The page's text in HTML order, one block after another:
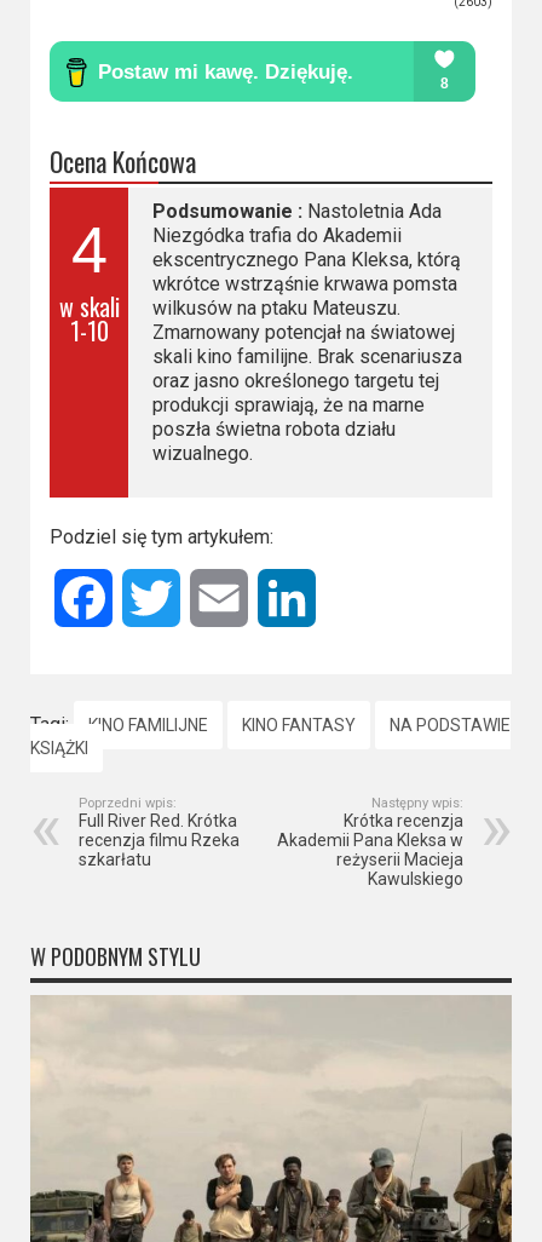
Ocena Końcowa
4
w skali
1-10
Podsumowanie : Nastoletnia Ada
Niezgódka trafia do Akademii
ekscentrycznego Pana Kleksa, którą
wkrótce wstrząśnie krwawa pomsta
wilkusów na ptaku Mateuszu.
Zmarnowany potencjał na światowej
skali kino familijne. Brak scenariusza
oraz jasno określonego targetu tej
produkcji sprawiają, że na marne
poszła świetna robota działu
wizualnego.
Podziel się tym artykułem:
Facebook Twitter Email
Tagi: KINO FAMILIJNE KINO FANTASY
NA PODSTAWIE
KSIĄŻKI
Poprzedni wpis:
Full River Red. Krótka
recenzja filmu Rzeka
szkarłatu
Następny wpis:
Krótka recenzja
Akademii Pana Kleksa w
reżyserii Macieja
Kawulskiego
W PODOBNYM STYLU